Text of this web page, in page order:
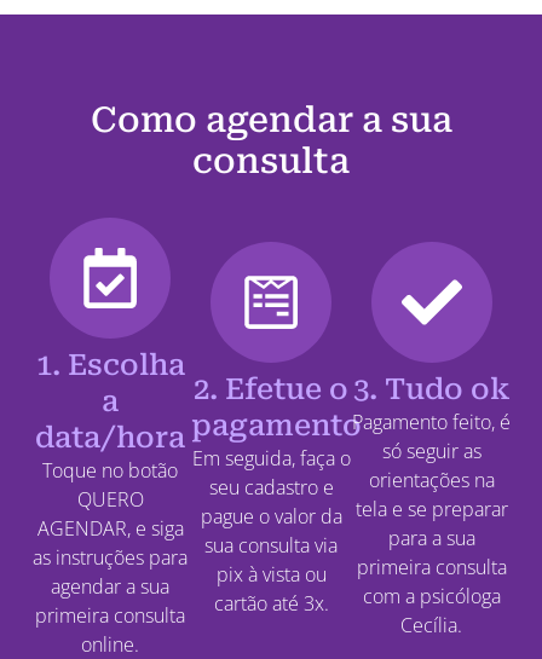
Como agendar a sua
consulta
1. Escolha
a
data/hora
Toque no botão
QUERO
AGENDAR, e siga
as instruções para
agendar a sua
primeira consulta
online.
2. Efetue o
pagamento
Em seguida, faça o
seu cadastro e
pague o valor da
sua consulta via
pix à vista ou
cartão até 3x.
3. Tudo ok
Pagamento feito, é
só seguir as
orientações na
tela e se preparar
para a sua
primeira consulta
com a psicóloga
Cecília.